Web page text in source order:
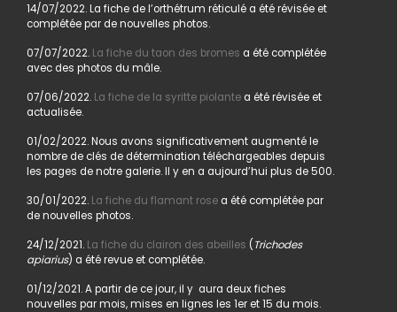
14/07/2022. La fiche de l’orthétrum réticulé a été révisée et
complétée par de nouvelles photos.
07/07/2022. La fiche du taon des bromes a été complétée
avec des photos du mâle.
07/06/2022. La fiche de la syritte piolantea été révisée et
actualisée.
01/02/2022. Nous avons significativement augmenté le
nombre de clés de détermination téléchargeables depuis
les pages de notre galerie. Il y en a aujourd’hui plus de 500.
30/01/2022. La fiche du flamant rosea été complétée par
de nouvelles photos.
24/12/2021. La fiche du clairon des abeilles (Trichodes
apiarius) a été revue et complétée.
01/12/2021. A partir de ce jour, il y aura deux fiches
nouvelles par mois, mises en lignes les 1er et 15 du mois.